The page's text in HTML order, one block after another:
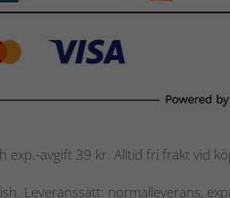
exp.-avgift 39 kr. Alltid fri frakt vid
Leveranssätt: normalleverans,